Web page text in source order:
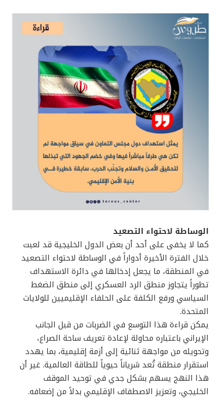
الوساطة لاحتواء التصعيد
كما لا يخفى على أحد أن بعض الدول الخليجية قد لعبت
خلال الفترة الأخيرة أدواراً في الوساطة لاحتواء التصعيد
في المنطقة، ما يجعل إدخالها في دائرة الاستهداف
تطوراً يتجاوز منطق الرد العسكري إلى منطق الضغط
السياسي ورفع الكلفة على الحلفاء الإقليميين للولايات
المتحدة.
يمكن قراءة هذا التوسع في الضربات من قبل الجانب
الإيراني باعتباره محاولة لإعادة تعريف ساحة الصراع،
وتحويله من مواجهة ثنائية إلى أزمة إقليمية، بما يهدد
استقرار منطقة تُعد شرياناً حيوياً للطاقة العالمية. غير أن
هذا النهج يسهم بشكل جدي في توحيد الموقف
الخليجي، وتعزيز الاصطفاف الإقليمي بدلاً من إضعافه.